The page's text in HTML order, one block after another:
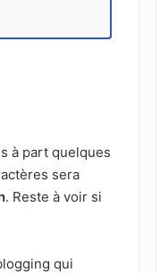
à part quelques
sera
. Reste à voir si
qui